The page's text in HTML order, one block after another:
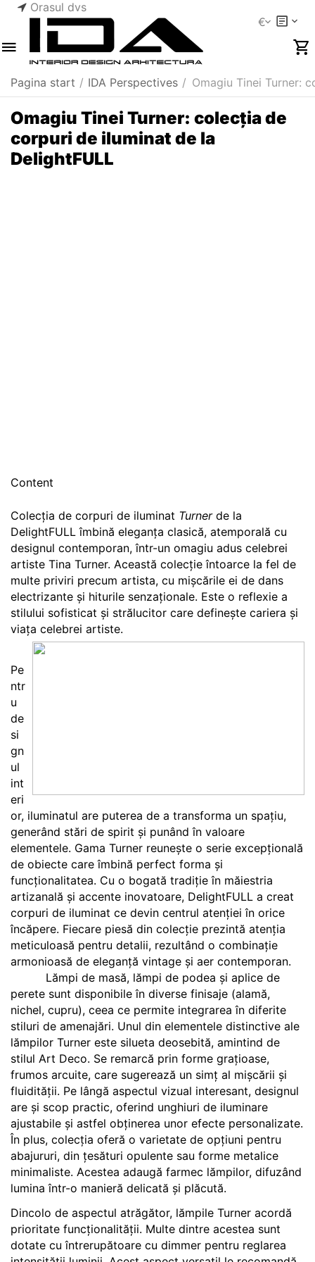
Orasul dvs
€
Pagina start / IDA Perspectives / Omagiu Tinei Turner:
Omagiu Tinei Turner: colecția de
corpuri de iluminat de la
DelightFULL
Content
Colecția de corpuri de iluminat Turnerde la
DelightFULL îmbină eleganța clasică, atemporală cu
designul contemporan, într-un omagiu adus celebrei
artiste Tina Turner. Această colecție întoarce la fel de
multe priviri precum artista, cu mișcările ei de dans
electrizante și hiturile senzaționale. Este o reflexie a
stilului sofisticat și strălucitor care definește cariera și
viața celebrei artiste.
Pe
ntr
u
de
si
gn
ul
int
eri
or, iluminatul are puterea de a transforma un spațiu,
generând stări de spirit și punând în valoare
elementele. Gama Turner reunește o serie excepțională
de obiecte care îmbină perfect forma și
funcționalitatea. Cu o bogată tradiție în măiestria
artizanală și accente inovatoare, DelightFULL a creat
corpuri de iluminat ce devin centrul atenției în orice
încăpere. Fiecare piesă din colecție prezintă atenția
meticuloasă pentru detalii, rezultând o combinație
armonioasă de eleganță vintage și aer contemporan.
Lămpi de masă, lămpi de podea și aplice de
perete sunt disponibile în diverse finisaje (alamă,
nichel, cupru), ceea ce permite integrarea în diferite
stiluri de amenajări. Unul din elementele distinctive ale
lămpilor Turner este silueta deosebită, amintind de
stilul Art Deco. Se remarcă prin forme grațioase,
frumos arcuite, care sugerează un simț al mișcării și
fluidității. Pe lângă aspectul vizual interesant, designul
are și scop practic, oferind unghiuri de iluminare
ajustabile și astfel obținerea unor efecte personalizate.
În plus, colecția oferă o varietate de opțiuni pentru
abajururi, din țesături opulente sau forme metalice
minimaliste. Acestea adaugă farmec lămpilor, difuzând
lumina într-o manieră delicată și plăcută.
Dincolo de aspectul atrăgător, lămpile Turner acordă
prioritate funcționalității. Multe dintre acestea sunt
dotate cu întrerupătoare cu dimmer pentru reglarea